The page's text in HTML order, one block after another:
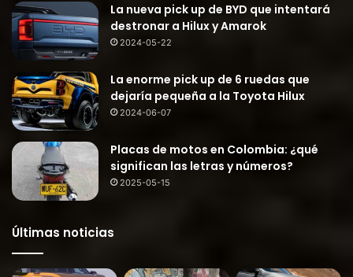
La nueva pick up de BYD que intentará
destronar a Hilux y Amarok
2024-05-22
La enorme pick up de 6 ruedas que
dejaría pequeña a la Toyota Hilux
2024-06-07
Placas de motos en Colombia: ¿qué
significan las letras y números?
2025-05-15
Últimas noticias